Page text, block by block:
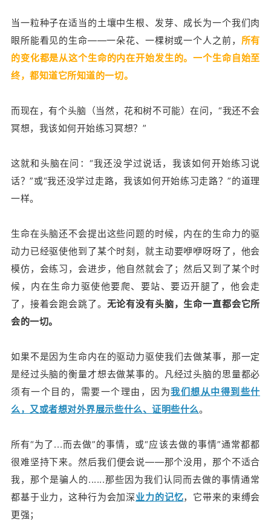
当一粒种子在适当的土壤中生根、发芽、成长为一个我们肉
眼所能看见的生命——一朵花、一棵树或一个人之前， 所有
的变化都是从这个生命的内在开始发生的。一个生命自始至
终，都知道它所知道的一切。
而现在，有个头脑（当然，花和树不可能）在问，“我还不会
冥想，我该如何开始练习冥想？”
这就和头脑在问：“我还没学过说话，我该如何开始练习说
话？”或“我还没学过走路，我该如何开始练习走路？”的道理
一样。
生命在头脑还不会提出这些问题的时候，内在的生命力的驱
动力已经驱使他到了某个时刻，就主动要咿咿呀呀了，他会
模仿，会练习，会进步，他自然就会了；然后又到了某个时
候，内在生命力驱使他要爬、要站、要迈开腿了，他会走
了，接着会跑会跳了。 无论有没有头脑，生命一直都会它所
会的一切。
如果不是因为生命内在的驱动力驱使我们去做某事，那一定
是经过头脑的衡量才想去做某事的。凡经过头脑的思量都必
须有一个目的，需要一个理由，因为我们想从中得到些什
么，又或者想对外界展示些什么、证明些什么。
所有“为了...而去做”的事情，或“应该去做的事情”通常都都
很难坚持下来。然后我们便会说——那个没用，那个不适合
我，那个是骗人的......那些因为我们认同而去做的事情通常
都基于业力，这种行为会加深业力的记忆，它带来的束缚会
更强；